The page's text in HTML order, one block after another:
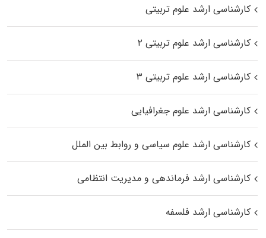
کارشناسی ارشد علوم تربیتی
کارشناسی ارشد علوم تربیتی ۲
کارشناسی ارشد علوم تربیتی ۳
کارشناسی ارشد علوم جغرافیایی
کارشناسی ارشد علوم سیاسی و روابط بین الملل
کارشناسی ارشد فرماندهی و مدیریت انتظامی
کارشناسی ارشد فلسفه